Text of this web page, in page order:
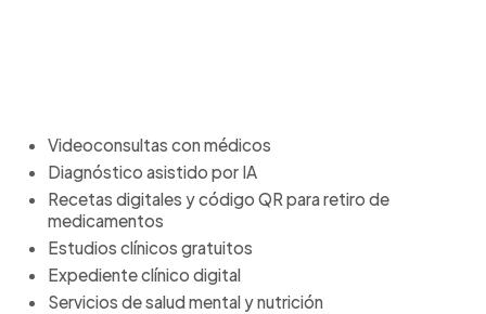
Videoconsultas con médicos
Diagnóstico asistido por IA
Recetas digitales y código QR para retiro de
medicamentos
Estudios clínicos gratuitos
Expediente clínico digital
Servicios de salud mental y nutrición